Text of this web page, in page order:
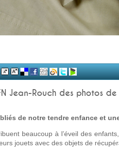
Jean-Rouch des photos
de notre tendre enfance et
beaucoup à l’éveil des
jouets avec des objets de